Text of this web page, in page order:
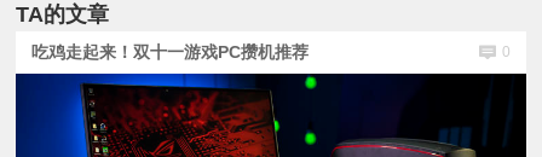
TA的文章
吃鸡走起来！双十一游戏PC攒机推荐 0